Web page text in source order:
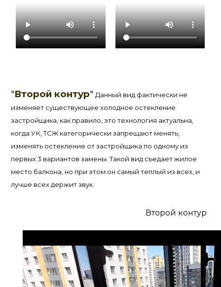
"Второй контур" Данный вид фактически не
изменяет существующее холодное остекление
застройщика, как правило, это технология актуальна,
когда УК, ТСЖ категорически запрещают менять,
изменять остекление от застройщика по одному из
первых 3 вариантов замены. Такой вид съедает жилое
место балкона, но при этом он самый теплый из всех, и
лучше всех держит звук.
Второй контур